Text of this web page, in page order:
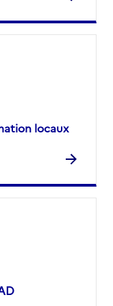
locaux